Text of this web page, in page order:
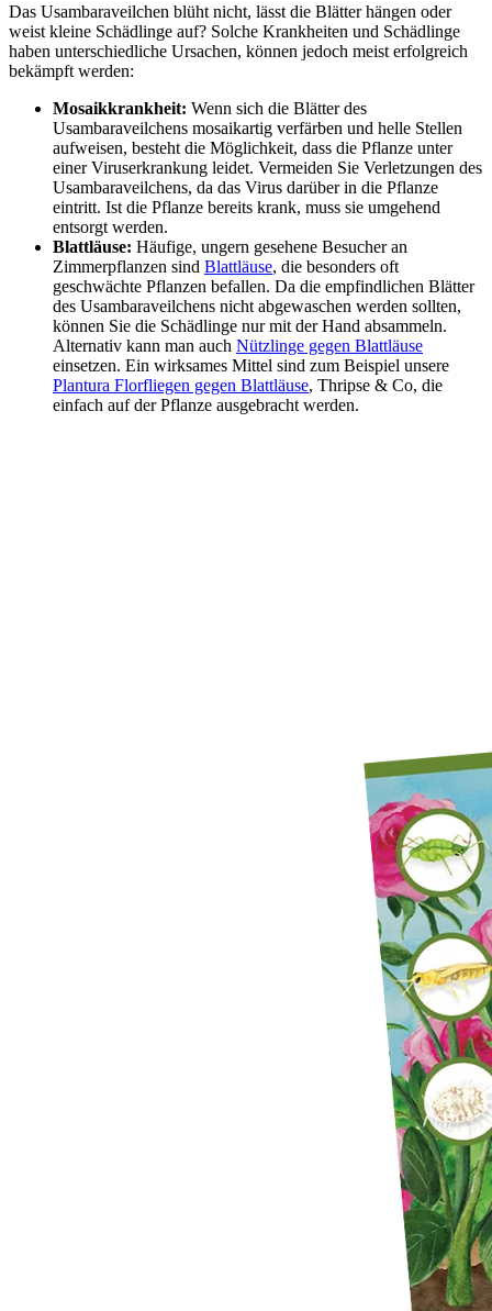
Das Usambaraveilchen blüht nicht, lässt die Blätter hängen oder
weist kleine Schädlinge auf? Solche Krankheiten und Schädlinge
haben unterschiedliche Ursachen, können jedoch meist erfolgreich
bekämpft werden:
Mosaikkrankheit: Wenn sich die Blätter des
Usambaraveilchens mosaikartig verfärben und helle Stellen
aufweisen, besteht die Möglichkeit, dass die Pflanze unter
einer Viruserkrankung leidet. Vermeiden Sie Verletzungen des
Usambaraveilchens, da das Virus darüber in die Pflanze
eintritt. Ist die Pflanze bereits krank, muss sie umgehend
entsorgt werden.
Blattläuse: Häufige, ungern gesehene Besucher an
Zimmerpflanzen sind Blattläuse, die besonders oft
geschwächte Pflanzen befallen. Da die empfindlichen Blätter
des Usambaraveilchens nicht abgewaschen werden sollten,
können Sie die Schädlinge nur mit der Hand absammeln.
Alternativ kann man auch Nützlinge gegen Blattläuse
einsetzen. Ein wirksames Mittel sind zum Beispiel unsere
Plantura Florfliegen gegen Blattläuse, Thripse & Co, die
einfach auf der Pflanze ausgebracht werden.